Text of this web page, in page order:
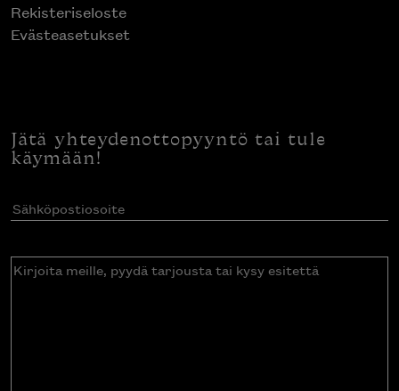
Rekisteriseloste
Evästeasetukset
Jätä yhteydenottopyyntö tai tule
käymään!
Sähköpostiosoite(Pakollinen)
Kirjoita